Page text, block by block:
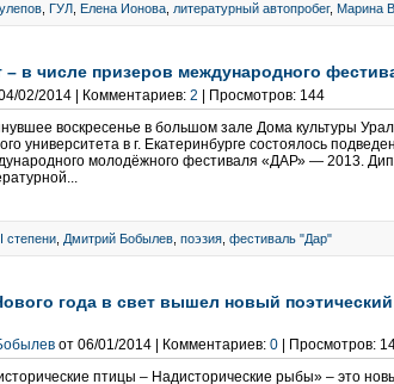
ГУЛ Елена Ионова литературный автопробег, Марина
– в числе призеров международного
02/2014 | Комментариев: 2 | Просмотров: 144
воскресенье в большом зале Дома культуры
университета в г. Екатеринбурге состоялось
молодёжного фестиваля «ДАР» — 2013.
степени Дмитрий Бобылев поэзия фестиваль "Дар"
года в свет вышел новый
от 06/01/2014 | Комментариев: 0 | Просмотров:
птицы – Надисторические рыбы» – это